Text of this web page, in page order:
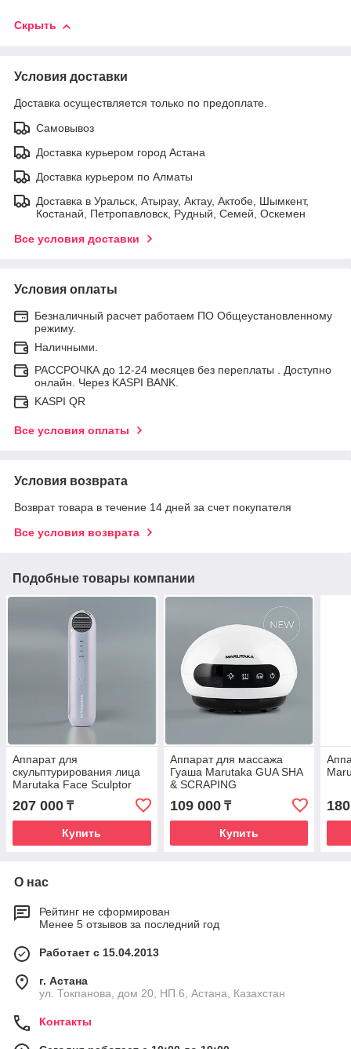
Скрыть
Условия доставки
Доставка осуществляется только по предоплате.
Самовывоз
Доставка курьером город Астана
Доставка курьером по Алматы
Доставка в Уральск, Атырау, Актау, Актобе, Шымкент,
Костанай, Петропавловск, Рудный, Семей, Оскемен
Все условия доставки
Условия оплаты
Безналичный расчет работаем ПО Общеустановленному
режиму.
Наличными.
РАССРОЧКА до 12-24 месяцев без переплаты . Доступно
онлайн. Через KASPI BANK.
KASPI QR
Все условия оплаты
Условия возврата
Возврат товара в течение 14 дней за счет покупателя
Все условия возврата
Подобные товары компании
Аппарат для
скульптурирования лица
Marutaka Face Sculptor
207 000 ₸
Купить
Аппарат для массажа
Гуаша Marutaka GUA SHA
& SCRAPING
109 000₸
Купить
О нас
Рейтинг не сформирован
Менее 5 отзывов за последний год
Работает с 15.04.2013
г. Астана
ул. Токпанова, дом 20, НП 6, Астана, Казахстан
Контакты